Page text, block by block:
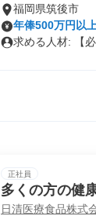
福岡県筑後市
年俸500万円以上
求める人材: 【
正社員
多くの方の健
日清医療食品株式